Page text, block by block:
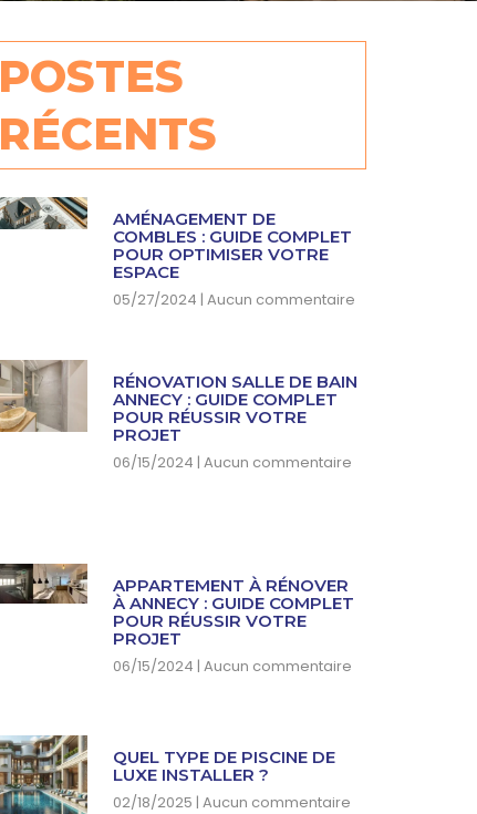
POSTES
RÉCENTS
AMÉNAGEMENT DE
COMBLES : GUIDE COMPLET
POUR OPTIMISER VOTRE
ESPACE
05/27/2024 Aucun commentaire
RÉNOVATION SALLE DE BAIN
ANNECY : GUIDE COMPLET
POUR RÉUSSIR VOTRE
PROJET
06/15/2024 Aucun commentaire
APPARTEMENT À RÉNOVER
À ANNECY : GUIDE COMPLET
POUR RÉUSSIR VOTRE
PROJET
06/15/2024 Aucun commentaire
QUEL TYPE DE PISCINE DE
LUXE INSTALLER ?
02/18/2025 Aucun commentaire